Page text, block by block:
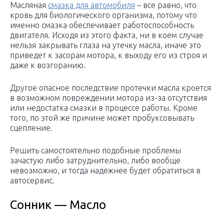
Масляная смазка для автомобиля – все равно, что
кровь для биологического организма, потому что
именно смазка обеспечивает работоспособность
двигателя. Исходя из этого факта, ни в коем случае
нельзя закрывать глаза на утечку масла, иначе это
приведет к засорам мотора, к выходу его из строя и
даже к возгоранию.
Другое опасное последствие протечки масла кроется
в возможном повреждении мотора из-за отсутствия
или недостатка смазки в процессе работы. Кроме
того, по этой же причине может пробуксовывать
сцепление.
Решить самостоятельно подобные проблемы
зачастую либо затруднительно, либо вообще
невозможно, и тогда надежнее будет обратиться в
автосервис.
Сонник — Масло